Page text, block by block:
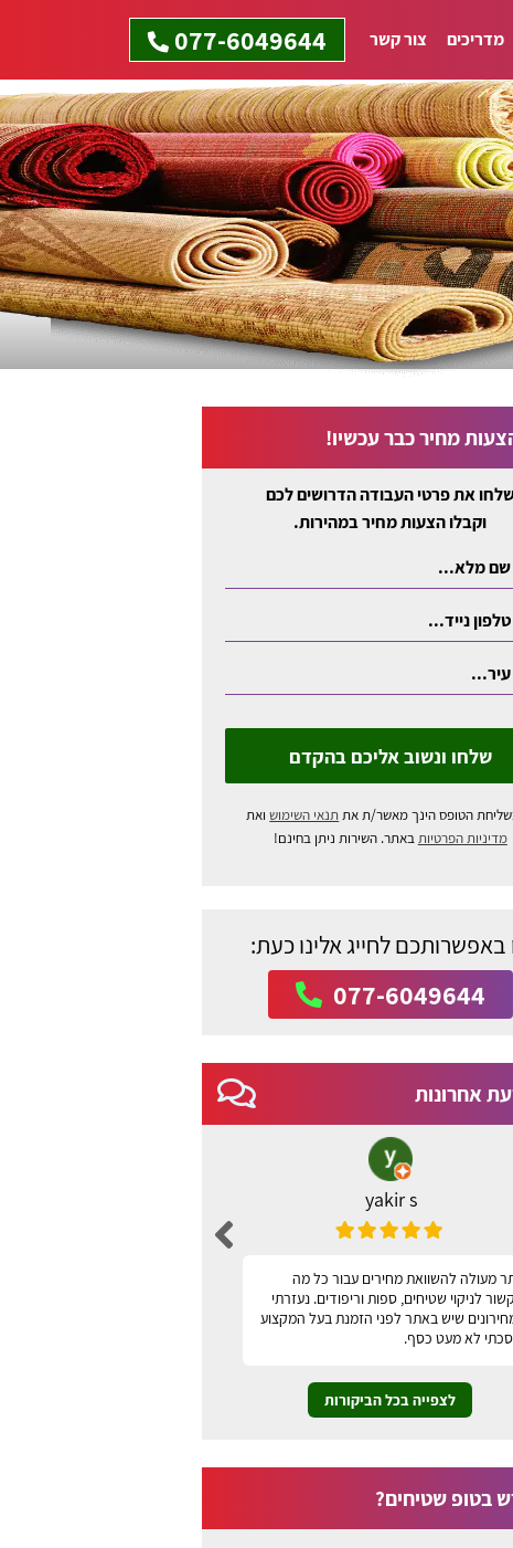
מדריכים צור קשר 077-6049644
מחיר כבר עכשיו!
את פרטי העבודה הדרושים לכם
וקבלו הצעות מחיר במהירות.
שלחו ונשוב אליכם בהקדם
הטופס הינך מאשר/ת את תנאי השימושואת
מדיניות הפרטיותבאתר. השירות ניתן בחינם!
באפשרותכם לחייג אלינו כעת:
077-6049644
אחרונות
yakir s
מעולה להשוואת מחירים עבור כל מה
לניקוי שטיחים, ספות וריפודים. נעזרתי
שיש באתר לפני הזמנת בעל המקצוע
לא מעט כסף.
לצפייה בכל הביקורות
בטופ שטיחים?